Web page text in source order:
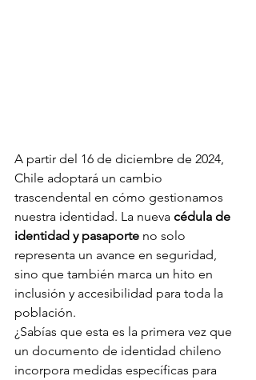
A partir del 16 de diciembre de 2024,
Chile adoptará un cambio
trascendental en cómo gestionamos
nuestra identidad. La nueva cédula de
identidad y pasaporte no solo
representa un avance en seguridad,
sino que también marca un hito en
inclusión y accesibilidad para toda la
población.
¿Sabías que esta es la primera vez que
un documento de identidad chileno
incorpora medidas específicas para